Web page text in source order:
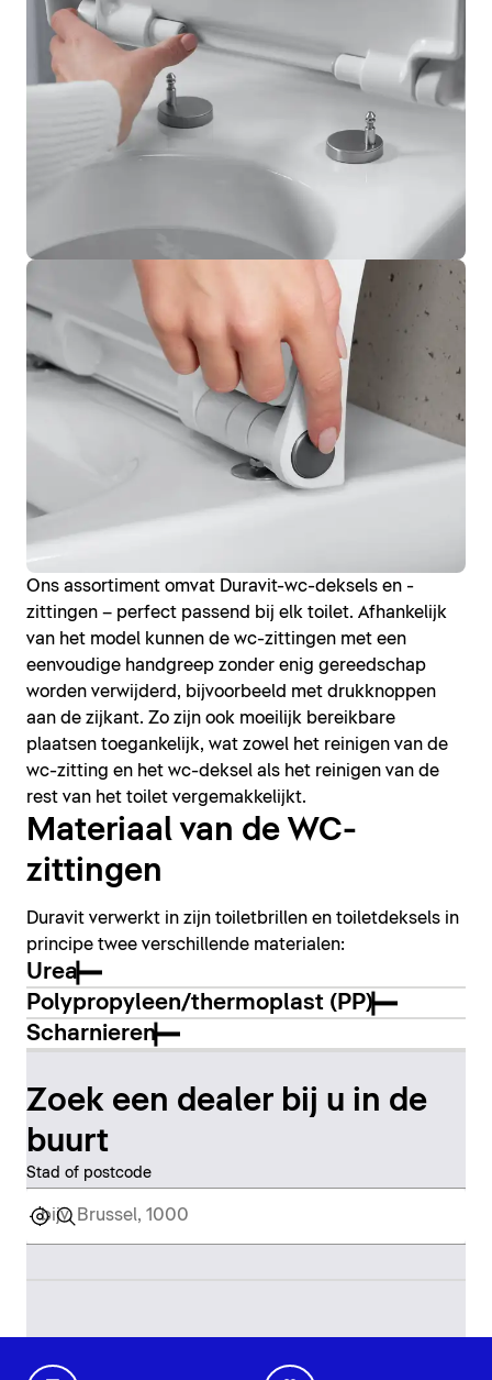
Ons assortiment omvat Duravit-wc-deksels en -
zittingen – perfect passend bij elk toilet. Afhankelijk
van het model kunnen de wc-zittingen met een
eenvoudige handgreep zonder enig gereedschap
worden verwijderd, bijvoorbeeld met drukknoppen
aan de zijkant. Zo zijn ook moeilijk bereikbare
plaatsen toegankelijk, wat zowel het reinigen van de
wc-zitting en het wc-deksel als het reinigen van de
rest van het toilet vergemakkelijkt.
Materiaal van de WC-
zittingen
Duravit verwerkt in zijn toiletbrillen en toiletdeksels in
principe twee verschillende materialen:
Urea
Polypropyleen/thermoplast (PP)
Scharnieren
Zoek een dealer bij u in de
buurt
Stad of postcode